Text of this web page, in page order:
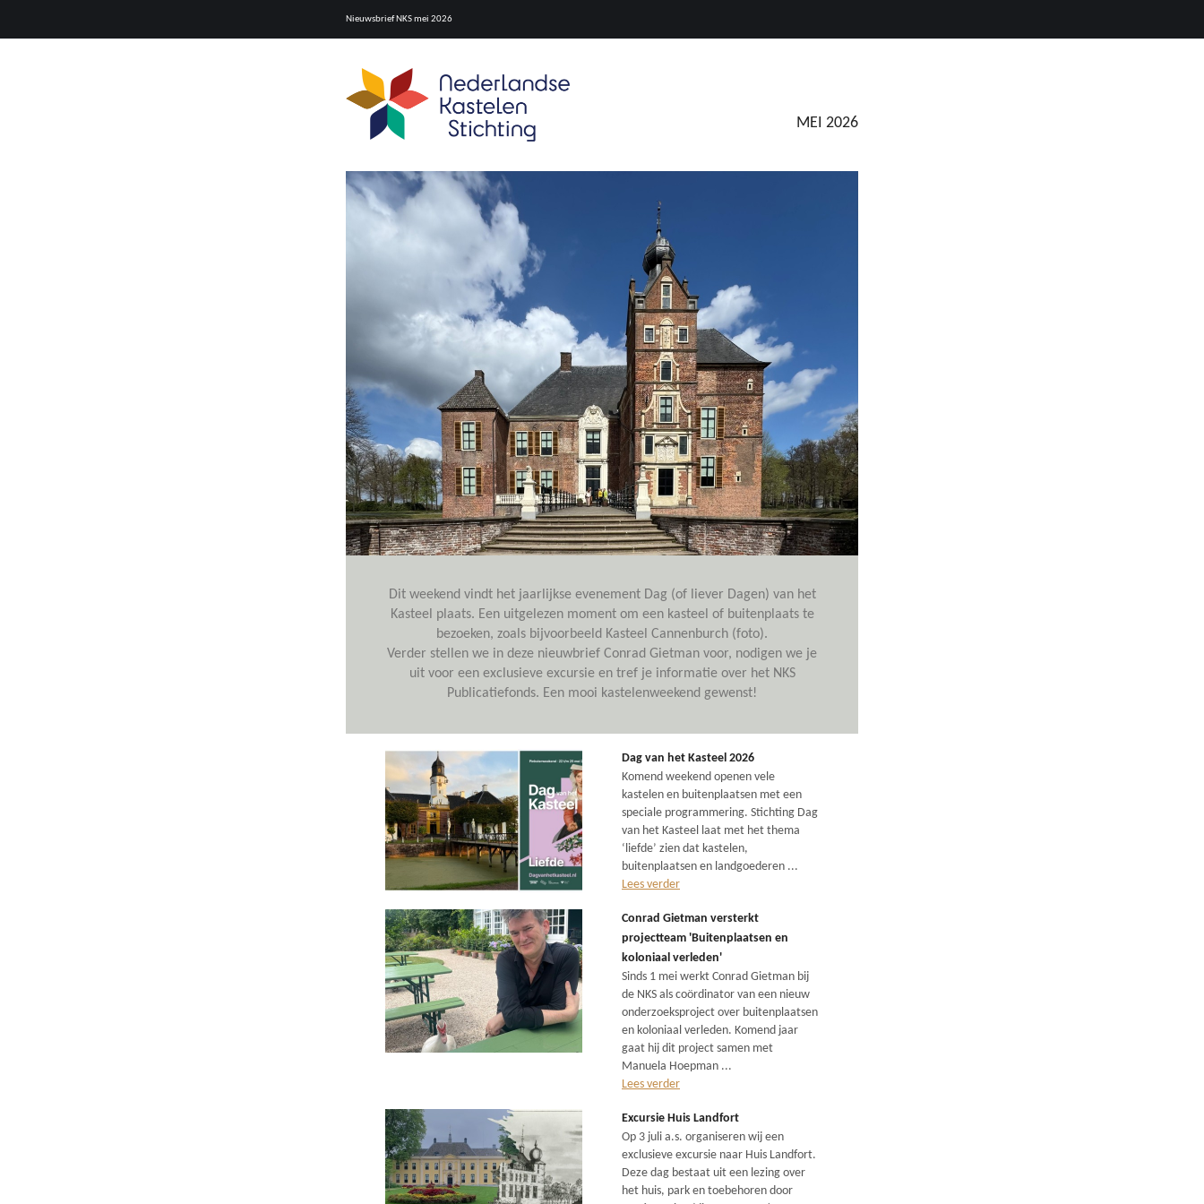
Nieuwsbrief NKS mei 2026
MEI 2026
Dit weekend vindt het jaarlijkse evenement Dag (of liever Dagen) van het
Kasteel plaats. Een uitgelezen moment om een kasteel of buitenplaats te
bezoeken, zoals bijvoorbeeld Kasteel Cannenburch (foto).
Verder stellen we in deze nieuwbrief Conrad Gietman voor, nodigen we je
uit voor een exclusieve excursie en tref je informatie over het NKS
Publicatiefonds. Een mooi kastelenweekend gewenst!
Dag van het Kasteel 2026
Komend weekend openen vele
kastelen en buitenplaatsen met een
speciale programmering. Stichting Dag
van het Kasteel laat met het thema
‘liefde’ zien dat kastelen,
buitenplaatsen en landgoederen ...
Lees verder
Conrad Gietman versterkt
projectteam 'Buitenplaatsen en
koloniaal verleden'
Sinds 1 mei werkt Conrad Gietman bij
de NKS als coördinator van een nieuw
onderzoeksproject over buitenplaatsen
en koloniaal verleden. Komend jaar
gaat hij dit project samen met
Manuela Hoepman ...
Lees verder
Excursie Huis Landfort
Op 3 juli a.s. organiseren wij een
exclusieve excursie naar Huis Landfort.
Deze dag bestaat uit een lezing over
het huis, park en toebehoren door